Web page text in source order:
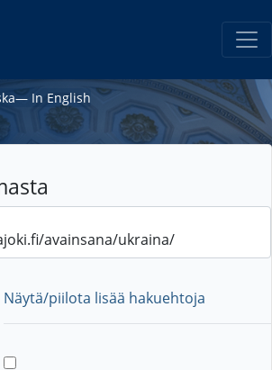
― In English
Näytä/piilota lisää hakuehtoja